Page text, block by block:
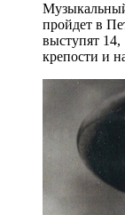
пройдет в
выступят 14,
крепости и